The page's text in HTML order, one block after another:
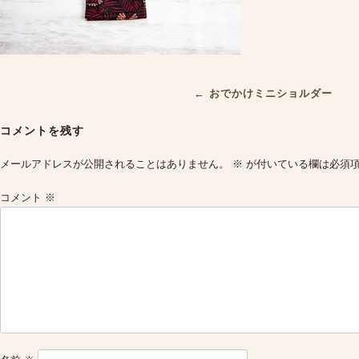
← おでかけミニショルダー
コメントを残す
メールアドレスが公開されることはありません。 ※ が付いている欄は必須
コメント ※